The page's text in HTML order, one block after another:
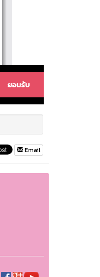
Email